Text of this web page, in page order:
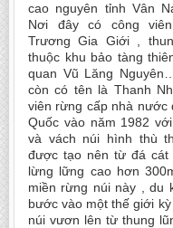
cao nguyên tỉnh Vân
Nơi đây có công
Trương Gia Giới ,
thuộc khu bảo tàng
quan Vũ Lăng
còn có tên là Thanh
viên rừng cấp nhà nước
Quốc vào năm 1982
và vách núi hình thù
được tạo nên từ đá cát
lừng lững cao hơn
miền rừng núi này , du
bước vào một thế giới
núi vươn lên từ thung